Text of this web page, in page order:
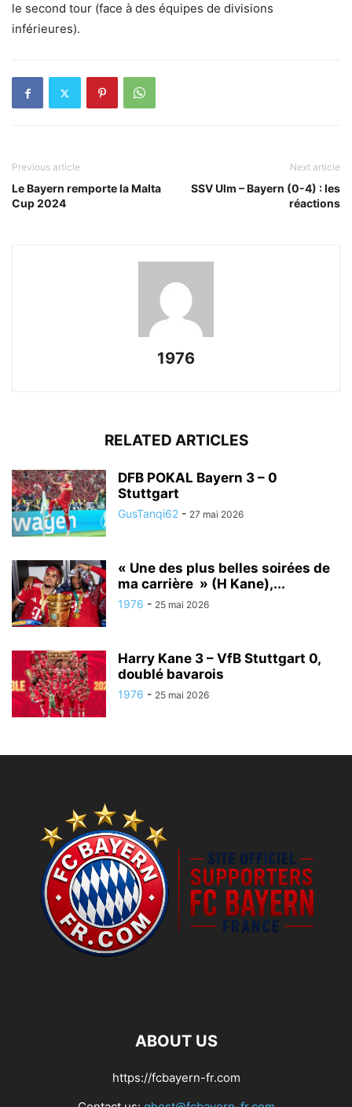
le second tour (face à des équipes de divisions
inférieures).
Previous article
Le Bayern remporte la Malta
Cup 2024
Next article
SSV Ulm – Bayern (0-4) : les
réactions
1976
RELATED ARTICLES
DFB POKAL Bayern 3 – 0
Stuttgart
GusTanqi62 - 27 mai 2026
« Une des plus belles soirées de
ma carrière » (H Kane),...
1976 - 25 mai 2026
Harry Kane 3 – VfB Stuttgart 0,
doublé bavarois
1976 - 25 mai 2026
ABOUT US
https://fcbayern-fr.com